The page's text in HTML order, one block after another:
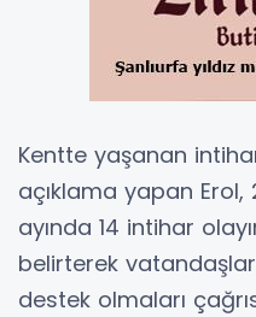
Kentte yaşanan
açıklama yapan Erol,
ayında 14 intihar
belirterek
destek olmaları